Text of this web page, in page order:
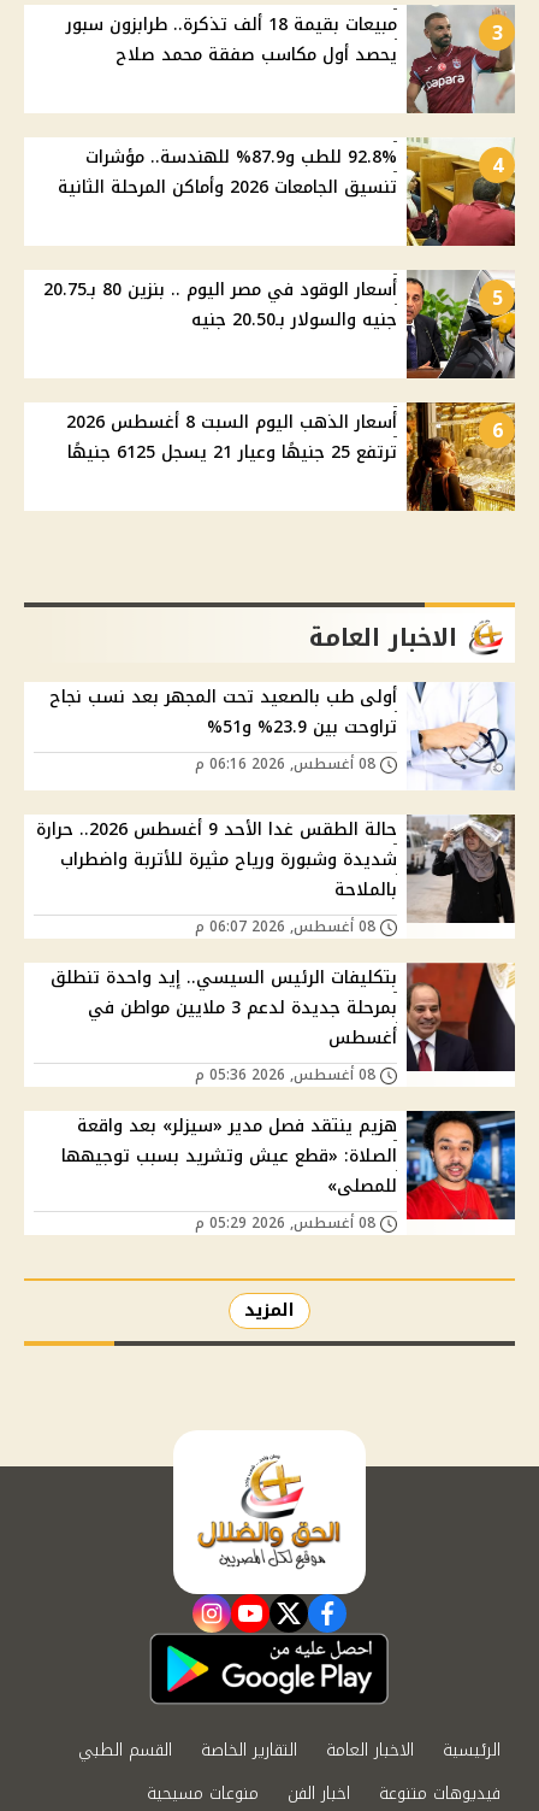
3
مبيعات بقيمة 18 ألف تذكرة.. طرابزون سبور
يحصد أول مكاسب صفقة محمد صلاح
4
92.8% للطب و87.9% للهندسة.. مؤشرات
تنسيق الجامعات 2026 وأماكن المرحلة الثانية
5
أسعار الوقود في مصر اليوم .. بنزين 80 بـ20.75
جنيه والسولار بـ20.50 جنيه
6
أسعار الذهب اليوم السبت 8 أغسطس 2026
ترتفع 25 جنيهًا وعيار 21 يسجل 6125 جنيهًا
الاخبار العامة
أولى طب بالصعيد تحت المجهر بعد نسب نجاح
تراوحت بين 23.9% و51%
حالة الطقس غدا الأحد 9 أغسطس 2026.. حرارة
شديدة وشبورة ورياح مثيرة للأتربة واضطراب
بالملاحة
بتكليفات الرئيس السيسي.. إيد واحدة تنطلق
بمرحلة جديدة لدعم 3 ملايين مواطن في
أغسطس
هزيم ينتقد فصل مدير «سيزلر» بعد واقعة
الصلاة: «قطع عيش وتشريد بسبب توجيهها
للمصلى»
المزيد
facebook
twitter
youtube
instagram
الرئيسية الاخبار العامة التقارير الخاصة
القسم الطبي
فيديوهات متنوعة
اخبار الفن منوعات مسيحية